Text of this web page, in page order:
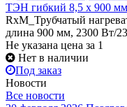
ТЭН гибкий 8,5 x 900
RxM_Трубчатый
длина 900 мм, 2300 Вт/
Не указана цена за 1
Нет в наличии
Под заказ
Новости
Все новости